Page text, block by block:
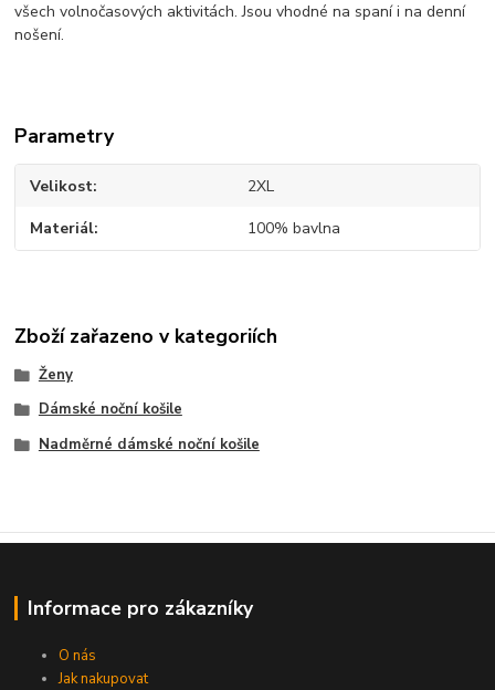
všech volnočasových aktivitách. Jsou vhodné na spaní i na denní
nošení.
Parametry
Velikost 2XL
Materiál 100% bavlna
Zboží zařazeno v kategoriích
Ženy
Dámské noční košile
Nadměrné dámské noční košile
Informace pro zákazníky
O nás
Jak nakupovat